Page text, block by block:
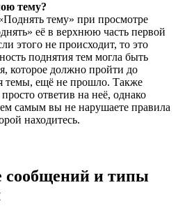
тему?
тему» при просмотре
её в верхнюю часть первой
этого не происходит, то это
поднятия тем могла быть
которое должно пройти до
темы, ещё не прошло. Также
ответив на неё, однако
самым вы не нарушаете правила
находитесь.
сообщений и типы